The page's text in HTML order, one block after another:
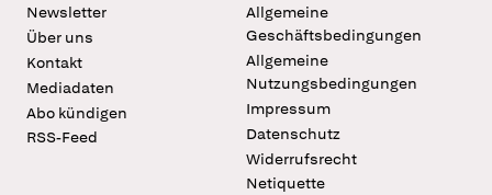
Newsletter
Über uns
Kontakt
Mediadaten
Abo kündigen
RSS-Feed
Allgemeine
Geschäftsbedingungen
Allgemeine
Nutzungsbedingungen
Impressum
Datenschutz
Widerrufsrecht
Netiquette